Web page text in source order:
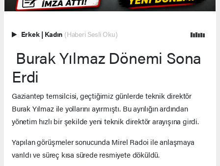
Erkek | Kadın (Haberi Sesli Oku)
Burak Yılmaz Dönemi Sona
Erdi
Gaziantep temsilcisi, geçtiğimiz günlerde teknik direktör
Burak Yılmaz ile yollarını ayırmıştı. Bu ayrılığın ardından
yönetim hızlı bir şekilde yeni teknik direktör arayışına girdi.
Yapılan görüşmeler sonucunda Mirel Radoi ile anlaşmaya
varıldı ve süreç kısa sürede resmiyete döküldü.